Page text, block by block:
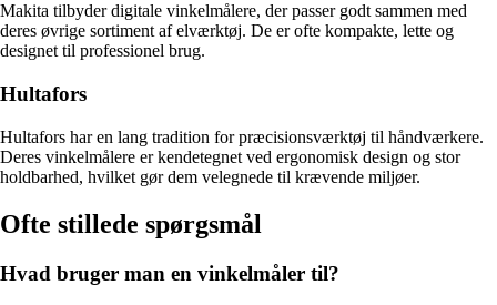
Makita tilbyder digitale vinkelmålere, der passer godt sammen med
deres øvrige sortiment af elværktøj. De er ofte kompakte, lette og
designet til professionel brug.
Hultafors
Hultafors har en lang tradition for præcisionsværktøj til håndværkere.
Deres vinkelmålere er kendetegnet ved ergonomisk design og stor
holdbarhed, hvilket gør dem velegnede til krævende miljøer.
Ofte stillede spørgsmål
Hvad bruger man en vinkelmåler til?